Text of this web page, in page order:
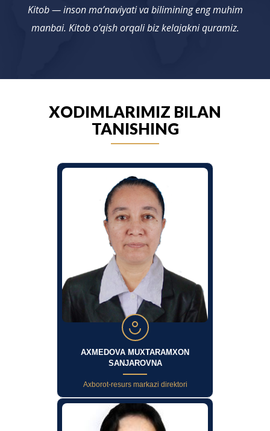
Kitob — inson ma’naviyati va bilimining eng muhim
manbai. Kitob o‘qish orqali biz kelajakni quramiz.
XODIMLARIMIZ BILAN
TANISHING
AXMEDOVA MUXTARAMXON
SANJAROVNA
Axborot-resurs markazi direktori